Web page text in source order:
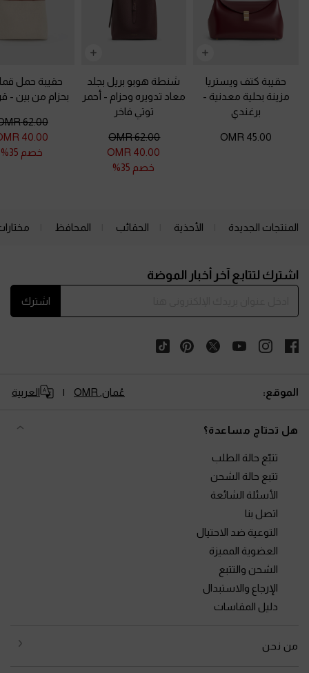
حقيبة كتف ويستريا
مزينة بحلية معدنية -
برغندي
45.00 OMR
شنطة هوبو بريل بجلد
معاد تدويره وحزام - أحمر
توتي فاخر
62.00 OMR
40.00 OMR
خصم 35%
حقيبة حمل
بحزام من بين -
62.00 OMR
40.00 OMR
خصم 35%
المنتجات الجديدة الأحذية الحقائب المحافظ
اشترك لتتابع آخر أخبار الموضة
اشترك
الموقع: عُمان, OMR العربية
هل تحتاج مساعدة؟
تتبّع حالة الطلب
تتبع حالة الشحن
الأسئلة الشائعة
اتصل بنا
التوعية ضد الاحتيال
العضوية المميزة
الشحن والتتبع
الإرجاع والاستبدال
دليل المقاسات
من نحن